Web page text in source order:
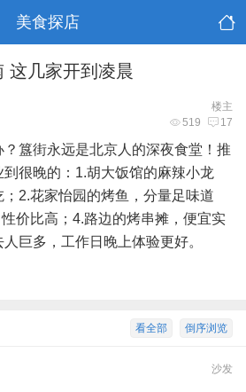
美食探店
这几家开到凌晨
楼主
519 17
簋街永远是北京人的深夜食堂！推
很晚的：1.胡大饭馆的麻辣小龙
2.花家怡园的烤鱼，分量足味道
价比高；4.路边的烤串摊，便宜实
巨多，工作日晚上体验更好。
倒序浏览
看全部
沙发